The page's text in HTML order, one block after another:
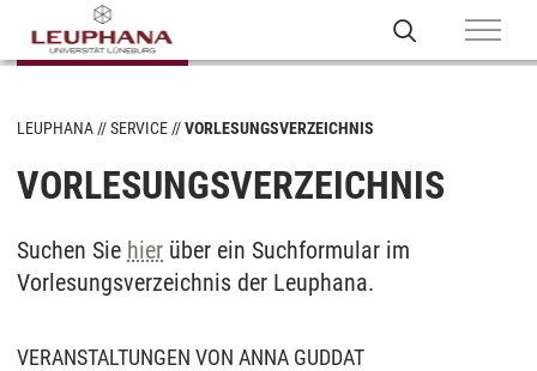
LEUPHANA SERVICE VORLESUNGSVERZEICHNIS
VORLESUNGSVERZEICHNIS
Suchen Sie hier über ein Suchformular im
Vorlesungsverzeichnis der Leuphana.
VERANSTALTUNGEN VON ANNA GUDDAT